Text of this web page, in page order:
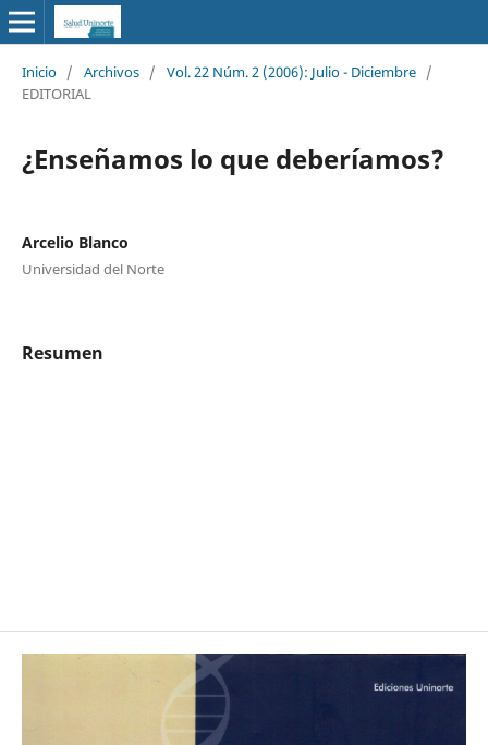
Inicio / Archivos / Vol. 22 Núm. 2 (2006): Julio - Diciembre /
EDITORIAL
¿Enseñamos lo que deberíamos?
Arcelio Blanco
Universidad del Norte
Resumen